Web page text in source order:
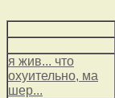
я жив... что
охуительно, ма
шер...